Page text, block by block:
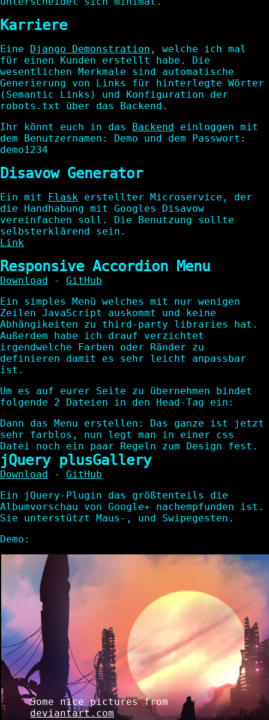
Karriere
Eine Django Demonstration , welche ich mal
für einen Kunden erstellt habe. Die
wesentlichen Merkmale sind automatische
Generierung von Links für hinterlegte Wörter
(Semantic Links) und Konfiguration der
robots.txt über das Backend.
Ihr könnt euch in das
Backend
einloggen mit
dem Benutzernamen: Demo und dem Passwort:
demo1234
Disavow Generator
Ein mit Flask erstellter Microservice, der
die Handhabung mit Googles Disavow
vereinfachen soll. Die Benutzung sollte
selbsterklärend sein.
Link
Responsive Accordion Menu
Download - GitHub
Ein simples Menü welches mit nur wenigen
Zeilen JavaScript auskommt und keine
Abhängikeiten zu third-party libraries hat.
Außerdem habe ich drauf verzichtet
irgendwelche Farben oder Ränder zu
definieren damit es sehr leicht anpassbar
ist.
Um es auf eurer Seite zu übernehmen bindet
folgende 2 Dateien in den Head-Tag ein:
Dann das Menu erstellen:
Das ganze ist jetzt
sehr farblos, nun legt man in einer css
Datei noch ein paar Regeln zum Design fest.
jQuery plusGallery
Download - GitHub
Ein jQuery-Plugin das größtenteils die
Albumvorschau von Google+ nachempfunden ist.
Sie unterstützt Maus-, und Swipegesten.
Demo:
Some nice pictures from
deviantart.com